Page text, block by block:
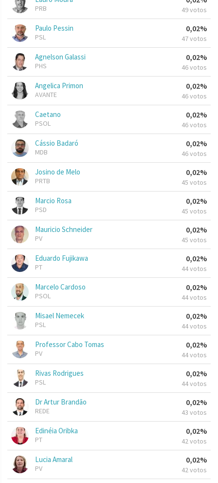
PRB 49 votos
Paulo Pessin
PSL
0,02%
47 votos
Agnelson Galassi
PHS
0,02%
46 votos
Angelica Primon
AVANTE
0,02%
46 votos
Caetano
PSOL
0,02%
46 votos
Cássio Badaró
MDB
0,02%
46 votos
Josino de Melo
PRTB
0,02%
45 votos
Marcio Rosa
PSD
0,02%
45 votos
Mauricio Schneider
PV
0,02%
45 votos
Eduardo Fujikawa
PT
0,02%
44 votos
Marcelo Cardoso
PSOL
0,02%
44 votos
Misael Nemecek
PSL
0,02%
44 votos
Professor Cabo Tomas
PV
0,02%
44 votos
Rivas Rodrigues
PSL
0,02%
44 votos
Dr Artur Brandão
REDE
0,02%
43 votos
Edinéia Oribka
PT
0,02%
42 votos
Lucia Amaral
PV
0,02%
42 votos